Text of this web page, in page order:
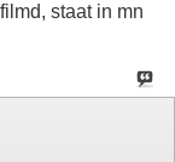
staat in mn